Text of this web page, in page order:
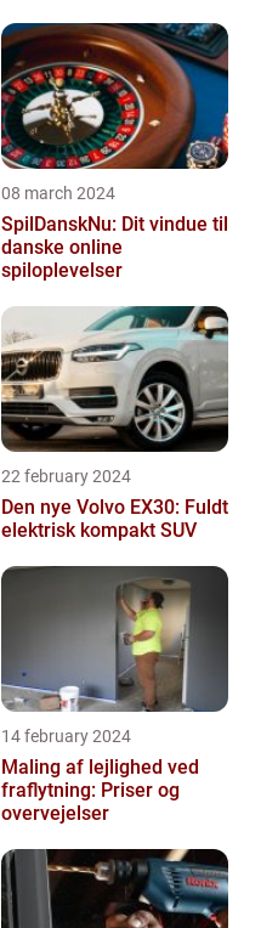
08 march 2024
SpilDanskNu: Dit vindue til
danske online
spiloplevelser
22 february 2024
Den nye Volvo EX30: Fuldt
elektrisk kompakt SUV
14 february 2024
Maling af lejlighed ved
fraflytning: Priser og
overvejelser